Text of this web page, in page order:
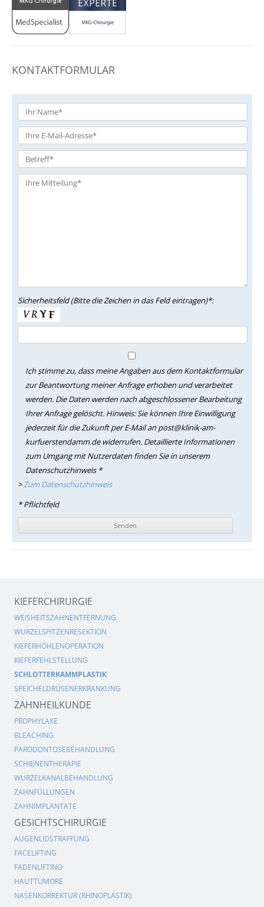
KONTAKTFORMULAR
Sicherheitsfeld (Bitte die Zeichen in das Feld eintragen)*:
Ich stimme zu, dass meine Angaben aus dem Kontaktformular
zur Beantwortung meiner Anfrage erhoben und verarbeitet
werden. Die Daten werden nach abgeschlossener Bearbeitung
Ihrer Anfrage gelöscht. Hinweis: Sie können Ihre Einwilligung
jederzeit für die Zukunft per E-Mail an post@klinik-am-
kurfuerstendamm.de widerrufen. Detaillierte Informationen
zum Umgang mit Nutzerdaten finden Sie in unserem
Datenschutzhinweis *
>Zum Datenschutzhinweis
* Pflichtfeld
KIEFERCHIRURGIE
WEISHEITSZAHNENTFERNUNG
WURZELSPITZENRESEKTION
KIEFERHÖHLENOPERATION
KIEFERFEHLSTELLUNG
SCHLOTTERKAMMPLASTIK
SPEICHELDRÜSENERKRANKUNG
ZAHNHEILKUNDE
PROPHYLAXE
BLEACHING
PARODONTOSEBEHANDLUNG
SCHIENENTHERAPIE
WURZELKANALBEHANDLUNG
ZAHNFÜLLUNGEN
ZAHNIMPLANTATE
GESICHTSCHIRURGIE
AUGENLIDSTRAFFUNG
FACELIFTING
FADENLIFTING
HAUTTUMORE
NASENKORREKTUR (RHINOPLASTIK)